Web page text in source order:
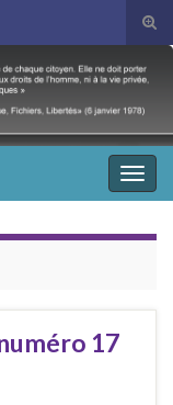
17